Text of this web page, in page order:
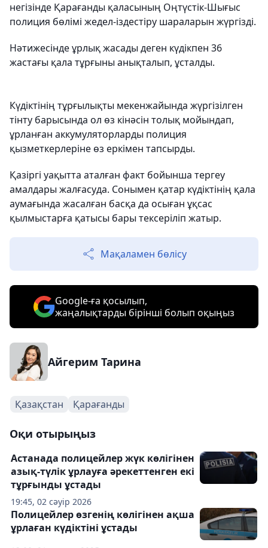
негізінде Қарағанды қаласының Оңтүстік-Шығыс
полиция бөлімі жедел-іздестіру шараларын жүргізді.
Нәтижесінде ұрлық жасады деген күдікпен 36
жастағы қала тұрғыны анықталып, ұсталды.
Күдіктінің тұрғылықты мекенжайында жүргізілген
тінту барысында ол өз кінәсін толық мойындап,
ұрланған аккумуляторларды полиция
қызметкерлеріне өз еркімен тапсырды.
Қазіргі уақытта аталған факт бойынша тергеу
амалдары жалғасуда. Сонымен қатар күдіктінің қала
аумағында жасалған басқа да осыған ұқсас
қылмыстарға қатысы бары тексеріліп жатыр.
Мақаламен бөлісу
Google-ға қосылып,
жаңалықтарды бірінші болып оқыңыз
Айгерим Тарина
Қазақстан Қарағанды
Оқи отырыңыз
19:45, 02 сәуір 2026
Астанада полицейлер жүк көлігінен
азық-түлік ұрлауға әрекеттенген екі
тұрғынды ұстады
Полицейлер өзгенің көлігінен ақша
ұрлаған күдіктіні ұстады